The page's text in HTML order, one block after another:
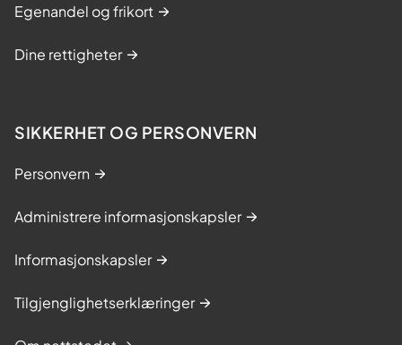
Egenandel og frikort
Dine rettigheter
SIKKERHET OG PERSONVERN
Personvern
Administrere informasjonskapsler
Informasjonskapsler
Tilgjenglighetserklæringer